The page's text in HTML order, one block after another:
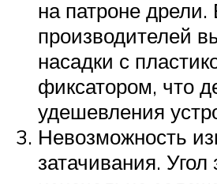
на патроне
производителей
насадки с
фиксатором, что
удешевления
Невозможность
затачивания. Угол